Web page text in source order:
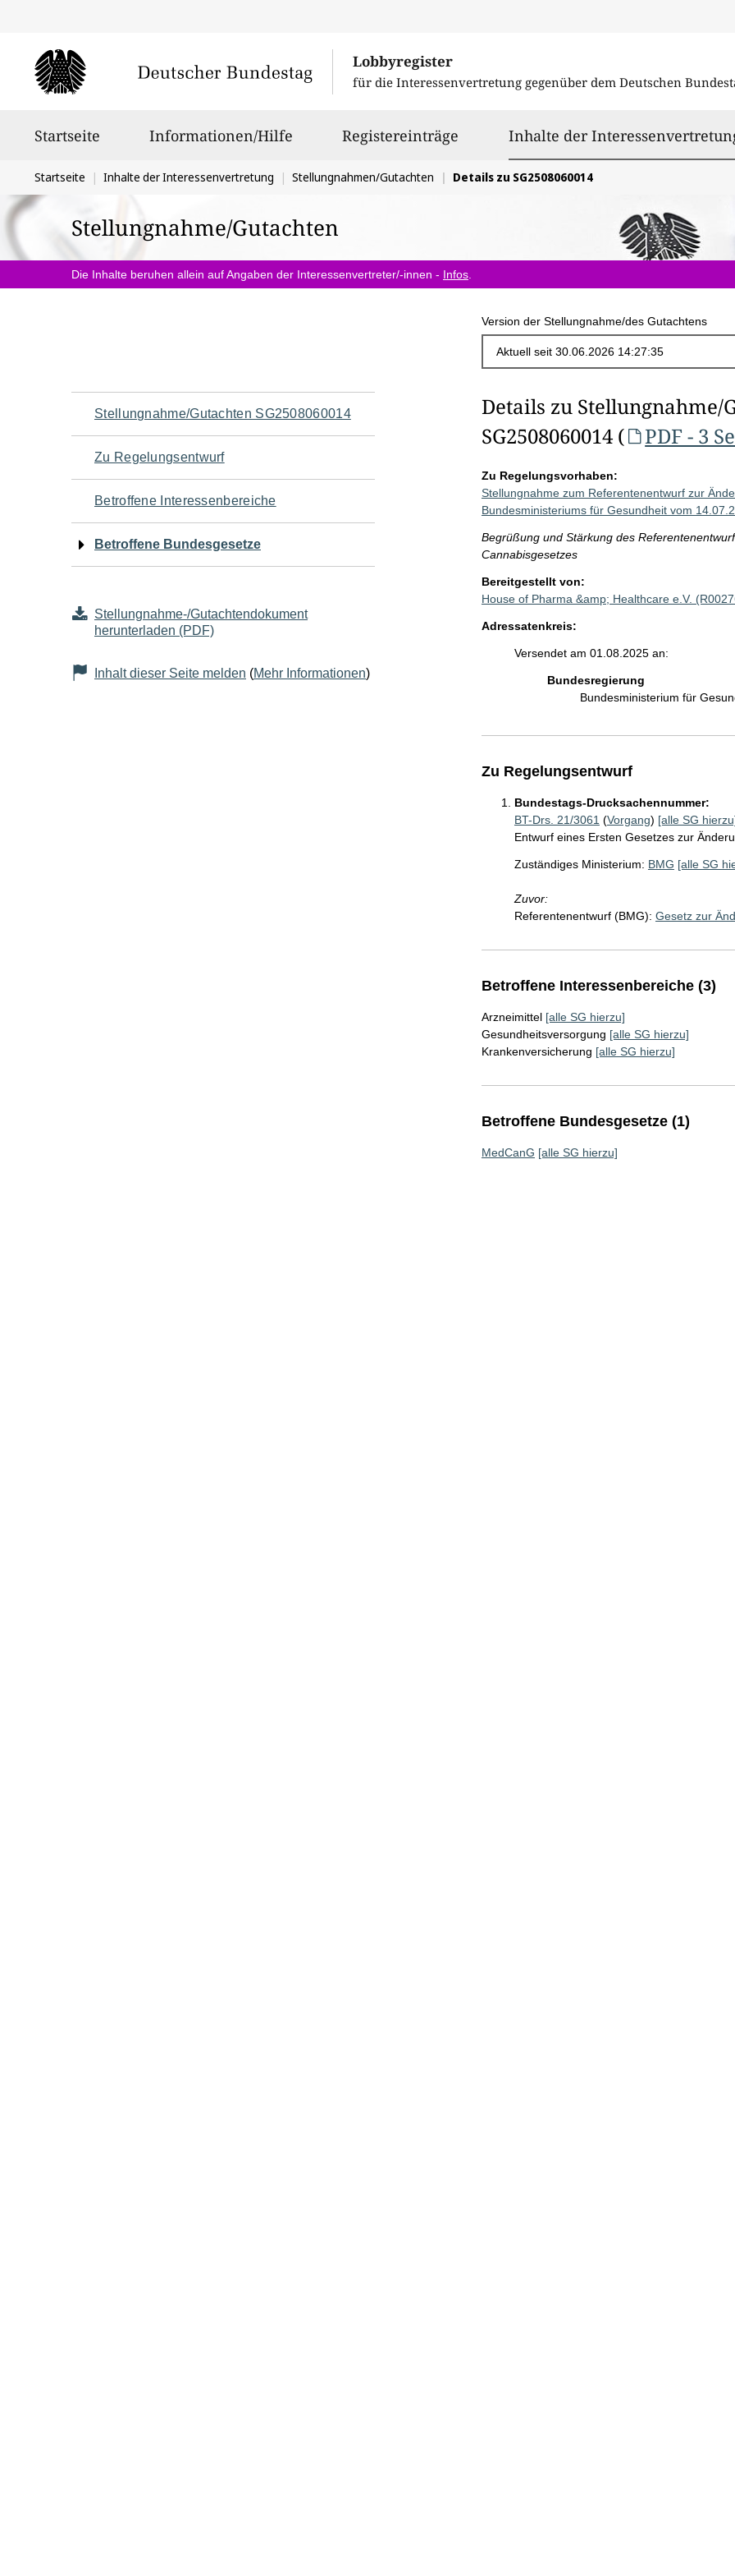
Lobbyregister
für die Interessenvertretung gegenüber dem Deutschen
Startseite Informationen/Hilfe Registereinträge Inhalte der
Sie
befinden
sich
hier:
Startseite Inhalte der Interessenvertretung Stellungnahmen/Gutachten Details zu SG2508060014
Stellungnahme/Gutachten
Die Inhalte beruhen allein auf Angaben der Interessenvertreter/-innen - Infos
Version der Stellungnahme/des Gutachtens
Navigation
für
den
Seiteninhalt
Stellungnahme/Gutachten SG2508060014
Zu Regelungsentwurf
Betroffene Interessenbereiche
Betroffene Bundesgesetze
Stellungnahme-/Gutachtendokument
herunterladen (PDF)
Inhalt dieser Seite melden (Mehr Informationen)
Details zu Stellungnahme/
SG2508060014 (
PDF - 3
Zu Regelungsvorhaben:
Stellungnahme zum Referentenentwurf zur
Bundesministeriums für Gesundheit vom
Begrüßung und Stärkung des
Cannabisgesetzes
Bereitgestellt von:
House of Pharma &amp; Healthcare e.V.
Adressatenkreis:
Versendet am 01.08.2025 an:
Bundesregierung
Bundesministerium für
Zu Regelungsentwurf
Bundestags-Drucksachennummer:
BT-Drs. 21/3061 (Vorgang) [alle SG
Entwurf eines Ersten Gesetzes zur
Zuständiges Ministerium: BMG [alle SG
Zuvor:
Referentenentwurf (BMG): Gesetz zur
Betroffene Interessenbereiche (3)
Arzneimittel [alle SG hierzu]
Gesundheitsversorgung [alle SG hierzu]
Krankenversicherung [alle SG hierzu]
Betroffene Bundesgesetze (1)
MedCanG [alle SG hierzu]